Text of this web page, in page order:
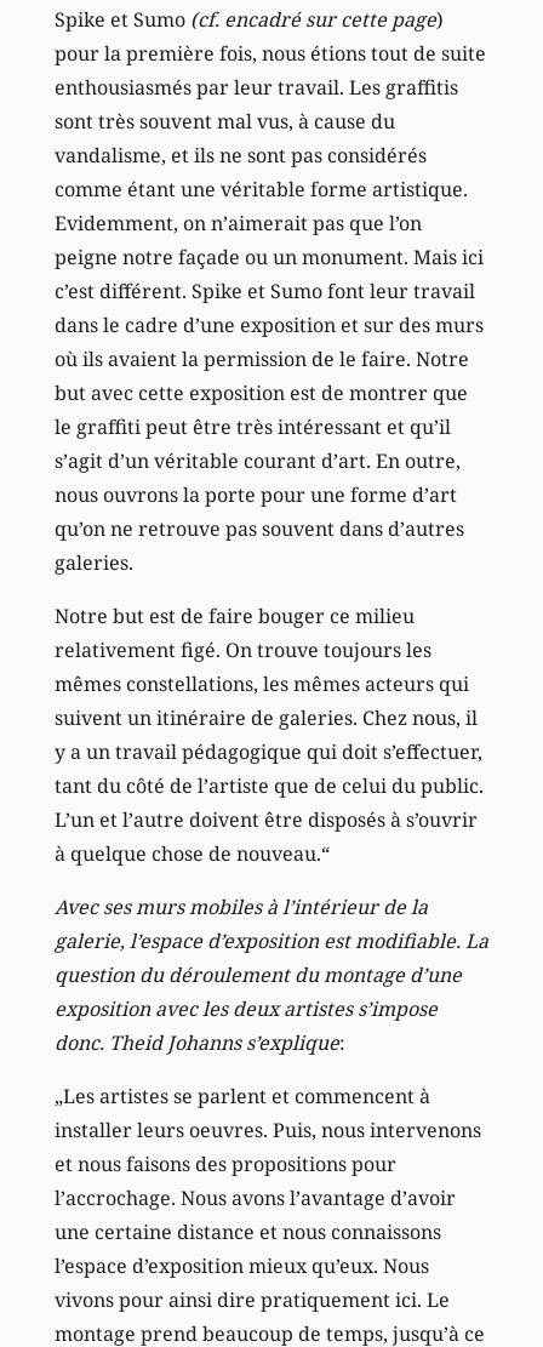
Spike et Sumo (cf. encadré sur cette page)
pour la première fois, nous étions tout de suite
enthousiasmés par leur travail. Les graffitis
sont très souvent mal vus, à cause du
vandalisme, et ils ne sont pas considérés
comme étant une véritable forme artistique.
Evidemment, on n’aimerait pas que l’on
peigne notre façade ou un monument. Mais ici
c’est différent. Spike et Sumo font leur travail
dans le cadre d’une exposition et sur des murs
où ils avaient la permission de le faire. Notre
but avec cette exposition est de montrer que
le graffiti peut être très intéressant et qu’il
s’agit d’un véritable courant d’art. En outre,
nous ouvrons la porte pour une forme d’art
qu’on ne retrouve pas souvent dans d’autres
galeries.
Notre but est de faire bouger ce milieu
relativement figé. On trouve toujours les
mêmes constellations, les mêmes acteurs qui
suivent un itinéraire de galeries. Chez nous, il
y a un travail pédagogique qui doit s’effectuer,
tant du côté de l’artiste que de celui du public.
L’un et l’autre doivent être disposés à s’ouvrir
à quelque chose de nouveau.“
Avec ses murs mobiles à l’intérieur de la
galerie, l’espace d’exposition est modifiable. La
question du déroulement du montage d’une
exposition avec les deux artistes s’impose
donc. Theid Johanns s’explique:
„Les artistes se parlent et commencent à
installer leurs oeuvres. Puis, nous intervenons
et nous faisons des propositions pour
l’accrochage. Nous avons l’avantage d’avoir
une certaine distance et nous connaissons
l’espace d’exposition mieux qu’eux. Nous
vivons pour ainsi dire pratiquement ici. Le
montage prend beaucoup de temps, jusqu’à ce